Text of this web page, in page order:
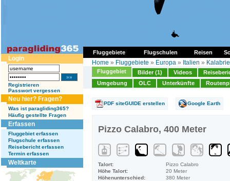
Fluggebiete Flugschulen Reisen
Login
Registrieren
Passwort vergessen
Neu hier? Fragen?
Was ist paragliding365?
Häufig gestellte Fragen
Erfassen
Fluggebiet erfassen
Flugschule erfassen
Reisebericht erfassen
Termin erfassen
Weltkarte
Home » Fluggebiete » Europa » Italien »
Fluggebiet Bilder (1) Videos
Umgebung
OLC Unterkünfte
PDF siteGUIDE erstellen Google Earth
Pizzo Calabro, 400 Meter
Talort:
Pizzo Calabro
Höhe Talort:
20 Meter
Höhenunterschied:
380 Meter